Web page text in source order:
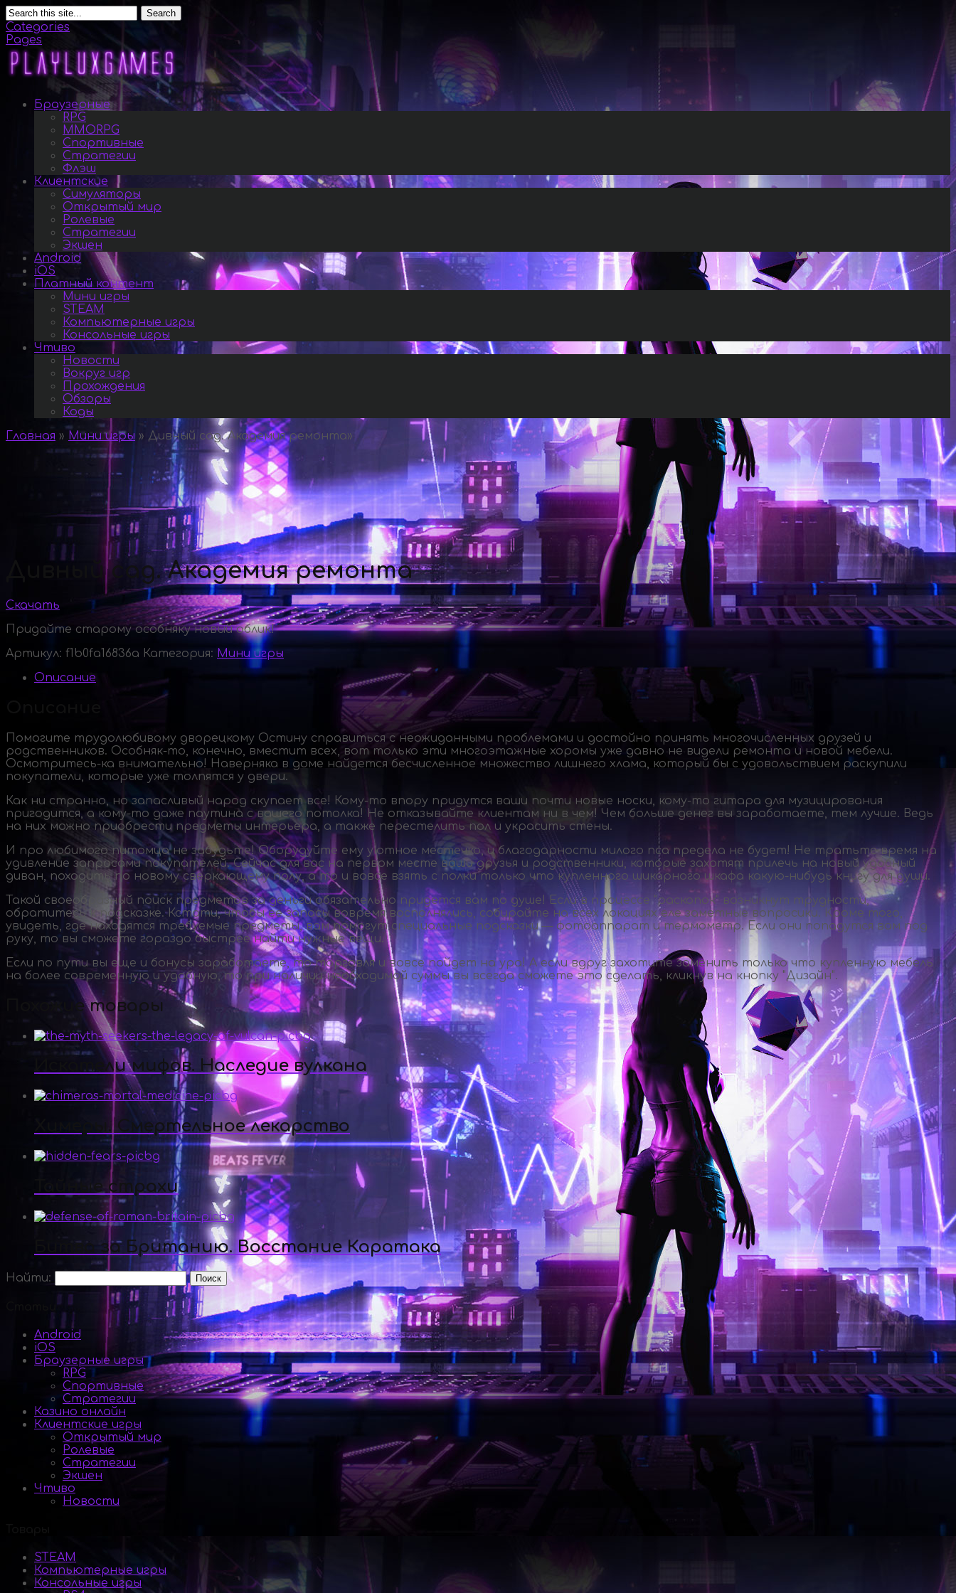
Search
Categories
Pages
Браузерные
RPG
MMORPG
Спортивные
Стратегии
Флэш
Клиентские
Симуляторы
Открытый мир
Ролевые
Стратегии
Экшен
Android
iOS
Платный контент
Мини игры
STEAM
Компьютерные игры
Консольные игры
Чтиво
Новости
Вокруг игр
Прохождения
Обзоры
Коды
Главная » Мини игры » Дивный сад. Академия ремонта»
Дивный сад. Академия ремонта
Скачать
Придайте старому особняку новый облик!
Артикул: f1b0fa16836a Категория: Мини игры
Описание
Помогите трудолюбивому дворецкому Остину справиться с неожиданными проблемами и достойно принять многочисленных друзей и
родственников. Особняк-то, конечно, вместит всех, вот только эти многоэтажные хоромы уже давно не видели ремонта и новой мебели.
Осмотритесь-ка внимательно! Наверняка в доме найдется бесчисленное множество лишнего хлама, который бы с удовольствием раскупили
покупатели, которые уже толпятся у двери.
Как ни странно, но запасливый народ скупает все! Кому-то впору придутся ваши почти новые носки, кому-то гитара для музицирования
пригодится, а кому-то даже паутина с вашего потолка! Не отказывайте клиентам ни в чем! Чем больше денег вы заработаете, тем лучше. Ведь
на них можно приобрести предметы интерьера, а также перестелить пол и украсить стены.
И про любимого питомца не забудьте! Оборудуйте ему уютное местечко, и благодарности милого пса предела не будет! Не тратьте время на
удивление запросами покупателей. Сейчас для вас на первом месте ваши друзья и родственники, которые захотят прилечь на новый удобный
диван, походить по новому сверкающему полу, а то и вовсе взять с полки только что купленного шикарного шкафа какую-нибудь книгу для души.
Такой своеобразный поиск предметов за деньги обязательно придется вам по душе! Если в процессе "раскопок" возникнут трудности,
обратитесь к подсказке. Кстати, чтобы ее запасы вовремя восполнялись, собирайте на всех локациях еле заметные вопросики. Кроме того,
увидеть, где находятся требуемые предметы, вам помогут специальные подсказки — фотоаппарат и термометр. Если они попадутся вам под
руку, то вы сможете гораздо быстрее найти нужные вещи.
Если по пути вы еще и бонусы заработаете, то торговля и вовсе пойдет на ура! А если вдруг захотите заменить только что купленную мебель
на более современную и удобную, то при наличии необходимой суммы вы всегда сможете это сделать, кликнув на кнопку "Дизайн".
Похожие товары
Искатели мифов. Наследие вулкана
Химеры. Смертельное лекарство
Тайные страхи
Битва за Британию. Восстание Каратака
Найти:
Android
iOS
Браузерные игры
RPG
Спортивные
Стратегии
Казино онлайн
Клиентские игры
Открытый мир
Ролевые
Стратегии
Экшен
Чтиво
Новости
STEAM
Компьютерные игры
Консольные игры